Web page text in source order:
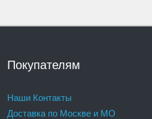
Покупателям
Наши Контакты
Доставка по Москве и МО